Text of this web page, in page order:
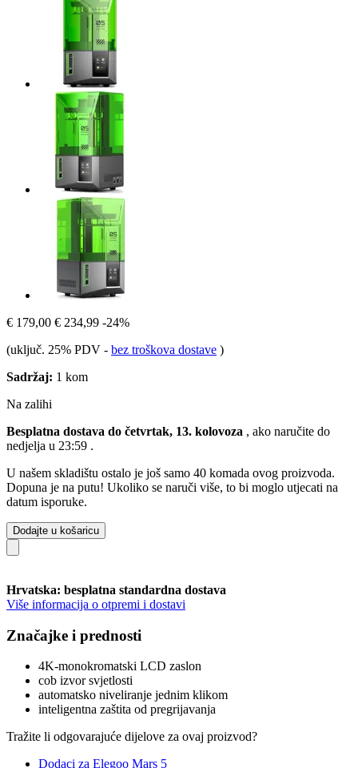
€ 179,00 € 234,99 -24%
(uključ. 25% PDV - bez troškova dostave )
Sadržaj: 1 kom
Na zalihi
Besplatna dostava do četvrtak, 13. kolovoza , ako naručite do
nedjelja u 23:59 .
U našem skladištu ostalo je još samo 40 komada ovog proizvoda.
Dopuna je na putu! Ukoliko se naruči više, to bi moglo utjecati na
datum isporuke.
Dodajte u košaricu
Hrvatska: besplatna standardna dostava
Više informacija o otpremi i dostavi
Značajke i prednosti
4K-monokromatski LCD zaslon
cob izvor svjetlosti
automatsko niveliranje jednim klikom
inteligentna zaštita od pregrijavanja
Tražite li odgovarajuće dijelove za ovaj proizvod?
Dodaci za Elegoo Mars 5